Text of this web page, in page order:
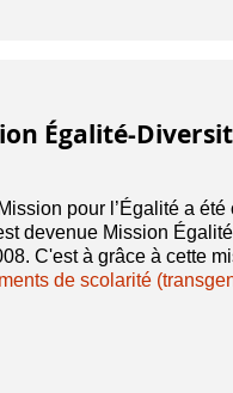
Égalité-
pour l’Égalité a
devenue Mission
C'est à grâce à cette
de scolarité